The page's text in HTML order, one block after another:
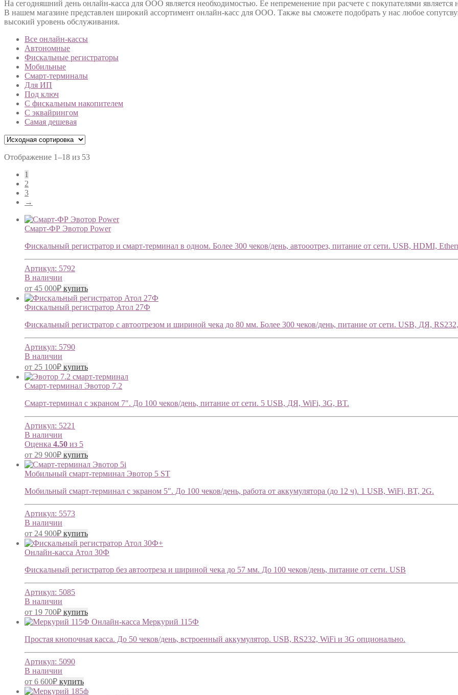
На сегодняшний день онлайн-касса для ООО является необходимостью. Ее непременение при расчете с покупателями
В нашем магазине представлен широкий ассортимент онлайн-касс для ООО. Также вы сможете подобрать у нас любое
высокий уровень обслуживания.
Все онлайн-кассы
Автономные
Фискальные регистраторы
Мобильные
Смарт-терминалы
Для ИП
Под ключ
С фискальным накопителем
С эквайрингом
Самая дешевая
Отображение 1–18 из 53
1
2
3
→
Смарт-ФР Эвотор Power
Фискальный регистратор и смарт-терминал в одном. Более 300 чеков/день, автооотрез, питание от сети. USB, HDMI,
Артикул: 5792
В наличии
от 45 000₽ купить
Фискальный регистратор Атол 27Ф
Фискальный регистратор с автоотрезом и шириной чека до 80 мм. Более 300 чеков/день, питание от сети. USB, ДЯ,
Артикул: 5790
В наличии
от 25 100₽ купить
Смарт-терминал Эвотор 7.2
Смарт-терминал с экраном 7″. До 100 чеков/день, питание от сети. 5 USB, ДЯ, WiFi, 3G, BT.
Артикул: 5221
В наличии
Оценка 4.50 из 5
от 29 900₽ купить
Мобильный смарт-терминал Эвотор 5 ST
Мобильный смарт-терминал с экраном 5″. До 100 чеков/день, работа от аккумулятора (до 12 ч). 1 USB, WiFi, BT, 2G.
Артикул: 5573
В наличии
от 24 900₽ купить
Онлайн-касса Атол 30Ф
Фискальный регистратор без автоотреза и шириной чека до 57 мм. До 100 чеков/день, питание от сети. USB
Артикул: 5085
В наличии
от 19 700₽ купить
Онлайн-касса Меркурий 115Ф
Простая кнопочная касса. До 50 чеков/день, встроенный аккумулятор. USB, RS232, WiFi и 3G опционально.
Артикул: 5090
В наличии
от 6 600₽ купить